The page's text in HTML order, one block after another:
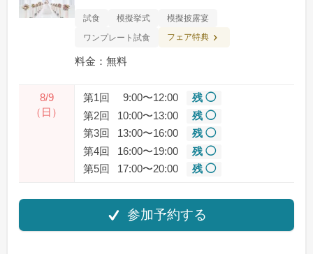
試食 模擬挙式
模擬披露宴
ワンプレート試食
フェア特典
料金：無料
8/9
（日）
第1回 9:00〜12:00
残 ◯
第2回
10:00〜13:00
残 ◯
第3回
13:00〜16:00
残 ◯
第4回
16:00〜19:00
残 ◯
第5回
17:00〜20:00 残 ◯
参加予約する